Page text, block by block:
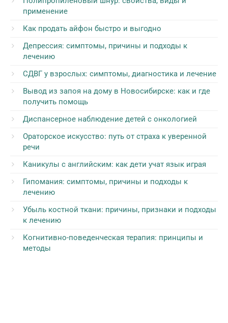
применение
Как продать айфон быстро и выгодно
Депрессия: симптомы, причины и подходы к
лечению
СДВГ у взрослых: симптомы, диагностика и лечение
Вывод из запоя на дому в Новосибирске: как и где
получить помощь
Диспансерное наблюдение детей с онкологией
Ораторское искусство: путь от страха к уверенной
речи
Каникулы с английским: как дети учат язык играя
Гипомания: симптомы, причины и подходы к
лечению
Убыль костной ткани: причины, признаки и подходы
к лечению
Когнитивно-поведенческая терапия: принципы и
методы